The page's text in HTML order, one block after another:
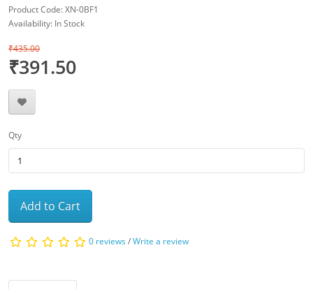
Product Code: XN-0BF1
Availability: In Stock
₹435.00
₹391.50
Qty
Add to Cart
0 reviews/Write a review